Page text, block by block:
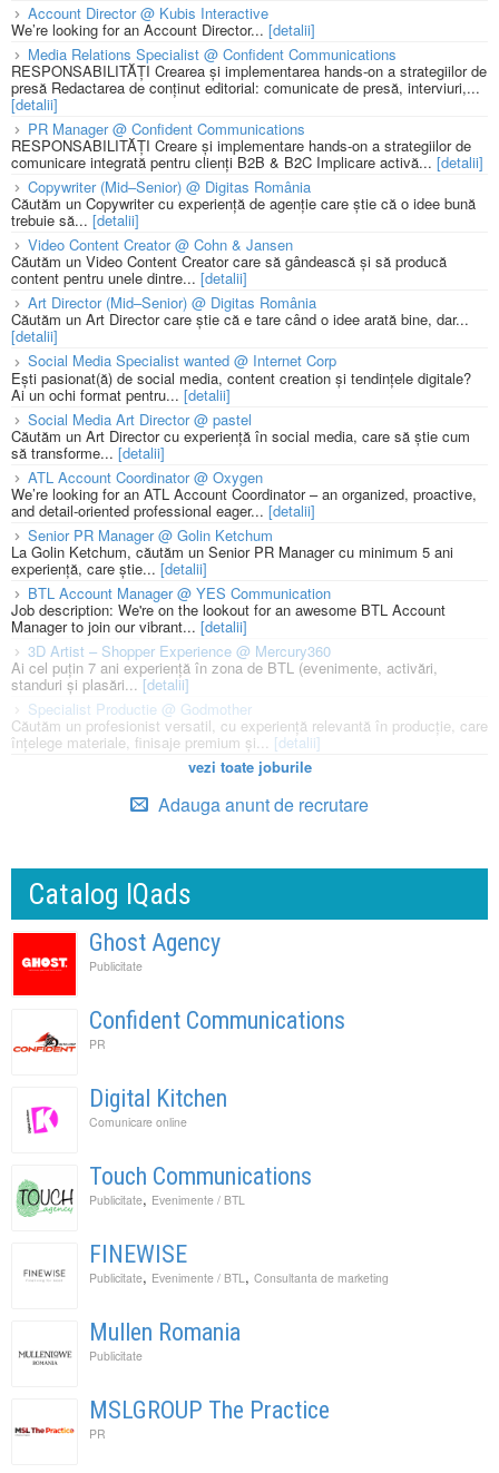
Account Director @ Kubis Interactive
We’re looking for an Account Director... [detalii]
Media Relations Specialist @ Confident Communications
RESPONSABILITĂȚI Crearea și implementarea hands-on a strategiilor de
presă Redactarea de conținut editorial: comunicate de presă, interviuri,...
[detalii]
PR Manager @ Confident Communications
RESPONSABILITĂȚI Creare și implementare hands-on a strategiilor de
comunicare integrată pentru clienți B2B & B2C Implicare activă... [detalii]
Copywriter (Mid–Senior) @ Digitas România
Căutăm un Copywriter cu experiență de agenție care știe că o idee bună
trebuie să... [detalii]
Video Content Creator @ Cohn & Jansen
Căutăm un Video Content Creator care să gândească și să producă
content pentru unele dintre... [detalii]
Art Director (Mid–Senior) @ Digitas România
Căutăm un Art Director care știe că e tare când o idee arată bine, dar...
[detalii]
Social Media Specialist wanted @ Internet Corp
Ești pasionat(ă) de social media, content creation și tendințele digitale?
Ai un ochi format pentru... [detalii]
Social Media Art Director @ pastel
Căutăm un Art Director cu experiență în social media, care să știe cum
să transforme... [detalii]
ATL Account Coordinator @ Oxygen
We’re looking for an ATL Account Coordinator – an organized, proactive,
and detail-oriented professional eager... [detalii]
Senior PR Manager @ Golin Ketchum
La Golin Ketchum, căutăm un Senior PR Manager cu minimum 5 ani
experiență, care știe... [detalii]
BTL Account Manager @ YES Communication
Job description: We're on the lookout for an awesome BTL Account
Manager to join our vibrant... [detalii]
3D Artist – Shopper Experience @ Mercury360
Ai cel puțin 7 ani experiență în zona de BTL (evenimente, activări,
standuri și plasări...[detalii]
Specialist Productie @ Godmother
Căutăm un profesionist versatil, cu experiență relevantă în producție, care
înțelege materiale, finisaje premium și... [detalii]
vezi toate joburile
Adauga anunt de recrutare
Catalog IQads
Ghost Agency
Publicitate
Confident Communications
PR
Digital Kitchen
Comunicare online
Touch Communications
Publicitate, Evenimente / BTL
FINEWISE
Publicitate, Evenimente / BTL, Consultanta de marketing
Mullen Romania
Publicitate
MSLGROUP The Practice
PR